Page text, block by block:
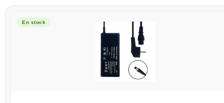
En stock